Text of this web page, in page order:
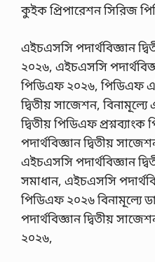
কুইক প্রিপারেশন সিরিজ
এইচএসসি পদার্থবিজ্ঞান
২০২৬, এইচএসসি
পিডিএফ ২০২৬, পিডিএফ
দ্বিতীয় সাজেশন,
দ্বিতীয় পিডিএফ
পদার্থবিজ্ঞান দ্বিতীয়
এইচএসসি পদার্থবিজ্ঞান
সমাধান, এইচএসসি
পিডিএফ ২০২৬ বিনামূল্যে
পদার্থবিজ্ঞান দ্বিতীয়
২০২৬,